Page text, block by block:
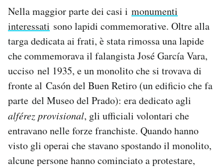
Nella maggior parte dei casi i monumenti
interessati sono lapidi commemorative. Oltre alla
targa dedicata ai frati, è stata rimossa una lapide
che commemorava il falangista José García Vara,
ucciso nel 1935, e un monolito che si trovava di
fronte al Casón del Buen Retiro (un edificio che fa
parte del Museo del Prado): era dedicato agli
alférez provisional, gli ufficiali volontari che
entravano nelle forze franchiste. Quando hanno
visto gli operai che stavano spostando il monolito,
alcune persone hanno cominciato a protestare,